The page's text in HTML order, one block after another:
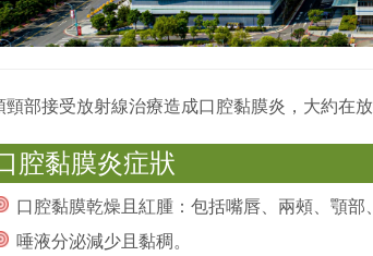
頸部接受放射線治療造成口腔黏膜炎，大約在
腔黏膜炎症狀
口腔黏膜乾燥且紅腫：包括嘴唇、兩頰、顎部
唾液分泌減少且黏稠。